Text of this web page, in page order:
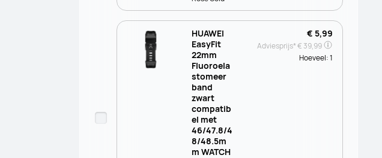
HUAWEI
EasyFit
22mm
Fluoroela
stomeer
band
zwart
compatib
el met
46/47.8/4
8/48.5m
m WATCH
€ 5,99
Adviesprijs*€ 39,99
Hoeveel:1